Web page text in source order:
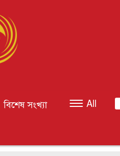
বিশেষ সংখ্যা All